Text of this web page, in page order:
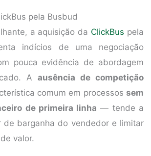
pela Busbud
a aquisição da ClickBus pela
indícios de uma negociação
pouca evidência de abordagem
A ausência de competição
comum em processos sem
de primeira linha — tende a
de barganha do vendedor e limitar
valor.